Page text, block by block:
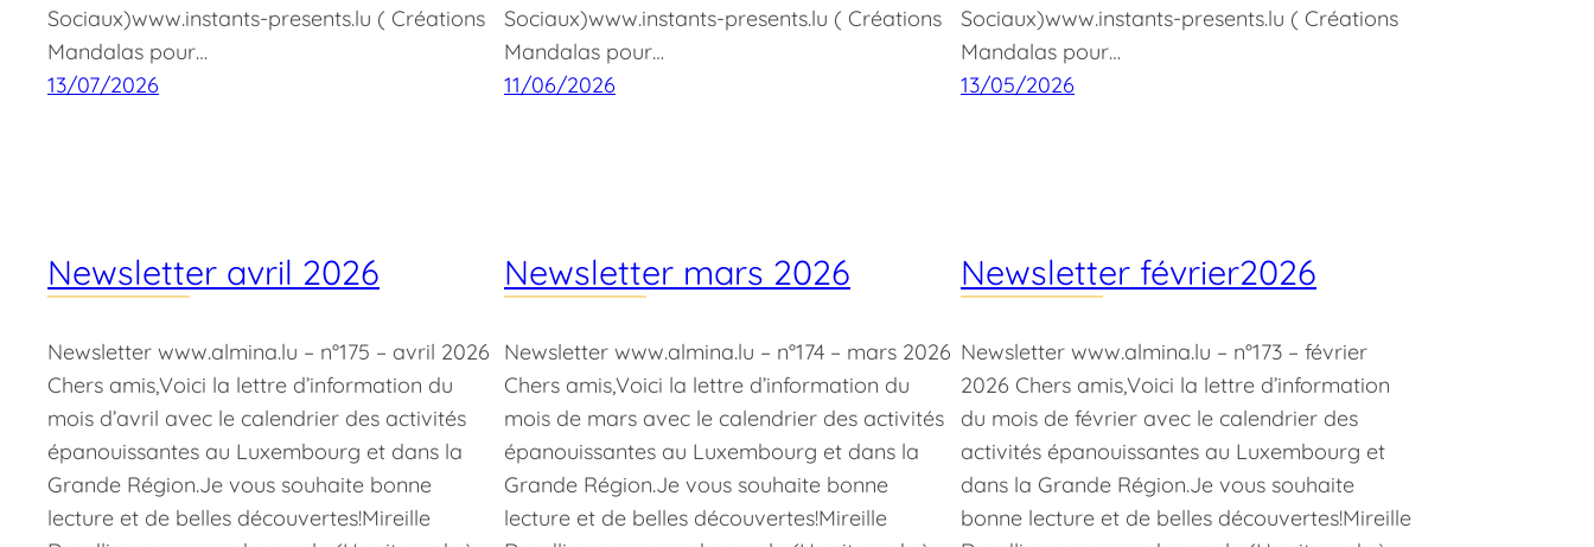
Sociaux)www.instants-presents.lu ( Créations
Mandalas pour…
13/07/2026
Sociaux)www.instants-presents.lu ( Créations
Mandalas pour…
11/06/2026
Sociaux)www.instants-presents.lu ( Créations
Mandalas pour…
13/05/2026
Newsletter avril 2026
Newsletter www.almina.lu – n°175 – avril 2026
Chers amis,Voici la lettre d’information du
mois d’avril avec le calendrier des activités
épanouissantes au Luxembourg et dans la
Grande Région.Je vous souhaite bonne
lecture et de belles découvertes!Mireille
Newsletter mars 2026
Newsletter www.almina.lu – n°174 – mars 2026
Chers amis,Voici la lettre d’information du
mois de mars avec le calendrier des activités
épanouissantes au Luxembourg et dans la
Grande Région.Je vous souhaite bonne
lecture et de belles découvertes!Mireille
Newsletter février2026
Newsletter www.almina.lu – n°173 – février
2026 Chers amis,Voici la lettre d’information
du mois de février avec le calendrier des
activités épanouissantes au Luxembourg et
dans la Grande Région.Je vous souhaite
bonne lecture et de belles découvertes!Mireille